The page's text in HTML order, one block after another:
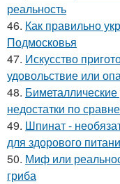
реальность
46. Как правильно
Подмосковья
47. Искусство
удовольствие или
48.
недостатки по
49. Шпинат -
для здорового
50. Миф или
гриба